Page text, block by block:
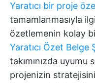
Yaratıcı bir proje
tamamlanmasıyla
özetlemenin kolay
Yaratıcı Özet Belge
takımınızda uyumu
projenizin